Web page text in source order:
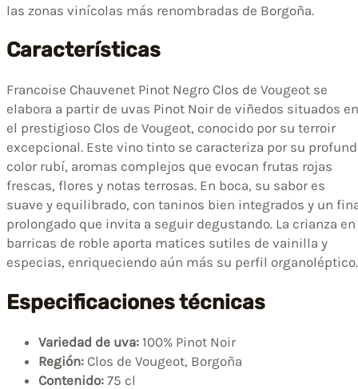
las zonas vinícolas más renombradas de Borgoña.
Características
Francoise Chauvenet Pinot Negro Clos de Vougeot se
elabora a partir de uvas Pinot Noir de viñedos situados en
el prestigioso Clos de Vougeot, conocido por su terroir
excepcional. Este vino tinto se caracteriza por su
color rubí, aromas complejos que evocan frutas rojas
frescas, flores y notas terrosas. En boca, su sabor es
suave y equilibrado, con taninos bien integrados y un
prolongado que invita a seguir degustando. La crianza en
barricas de roble aporta matices sutiles de vainilla y
especias, enriqueciendo aún más su perfil organoléptico.
Especificaciones técnicas
Variedad de uva: 100% Pinot Noir
Región: Clos de Vougeot, Borgoña
Contenido: 75 cl